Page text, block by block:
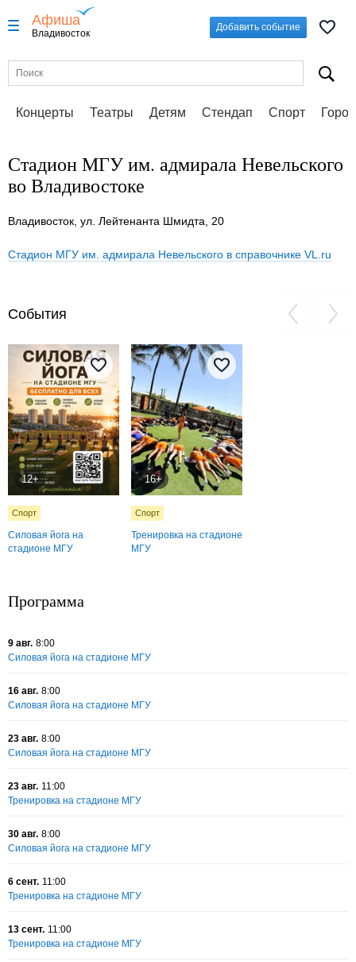
Афиша
Владивосток
Добавить событие
Концерты Театры Детям Стендап Спорт
Стадион МГУ им. адмирала Невельского
во Владивостоке
Владивосток, ул. Лейтенанта Шмидта, 20
Стадион МГУ им. адмирала Невельского в справочнике VL.ru
События
12+
Спорт
Силовая йога на
стадионе МГУ
16+
Спорт
Тренировка на стадионе
МГУ
Программа
9 авг. 8:00
Силовая йога на стадионе МГУ
16 авг. 8:00
Силовая йога на стадионе МГУ
23 авг. 8:00
Силовая йога на стадионе МГУ
23 авг. 11:00
Тренировка на стадионе МГУ
30 авг. 8:00
Силовая йога на стадионе МГУ
6 сент. 11:00
Тренировка на стадионе МГУ
13 сент. 11:00
Тренировка на стадионе МГУ